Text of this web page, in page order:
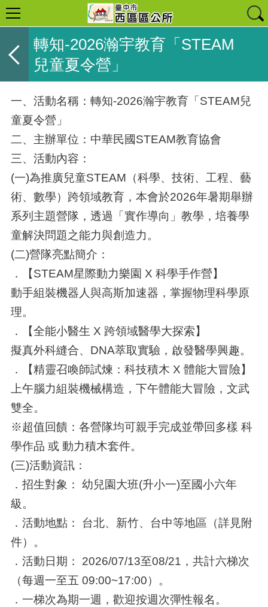
轉知-2026瀚宇教育「STEAM
兒童夏令營」
一、活動名稱：轉知-2026瀚宇教育「STEAM兒
童夏令營」
二、主辦單位：中華民國STEAM教育協會
三、活動內容：
(一)為推廣兒童STEAM（科學、技術、工程、藝
術、數學）跨領域教育，本會於2026年暑期舉辦
系列主題營隊，透過「實作導向」教學，培養學
童解決問題之能力與創造力。
(二)營隊亮點簡介：
．【STEAM星際動力樂園 X 科學手作營】
動手組裝機器人與高斯加速器，掌握物理科學原
理。
．【全能小醫生 X 跨領域醫學大探索】
擬真外科縫合、DNA萃取實驗，啟發醫學興趣。
．【精靈召喚師試煉：科技積木 X 體能大冒險】
上午腦力組裝機械構造，下午體能大冒險，文武
雙全。
※超值回饋：各營隊均可親手完成並帶回多樣 科
學作品 或 動力積木套件。
(三)活動資訊：
．招生對象： 幼兒園大班(升小一)至國小六年
級。
．活動地點： 台北、新竹、台中等地區（詳見附
件）。
．活動日期： 2026/07/13至08/21，共計六梯次
（每週一至五 09:00~17:00）。
．一梯次為期一週，歡迎按週次彈性報名。